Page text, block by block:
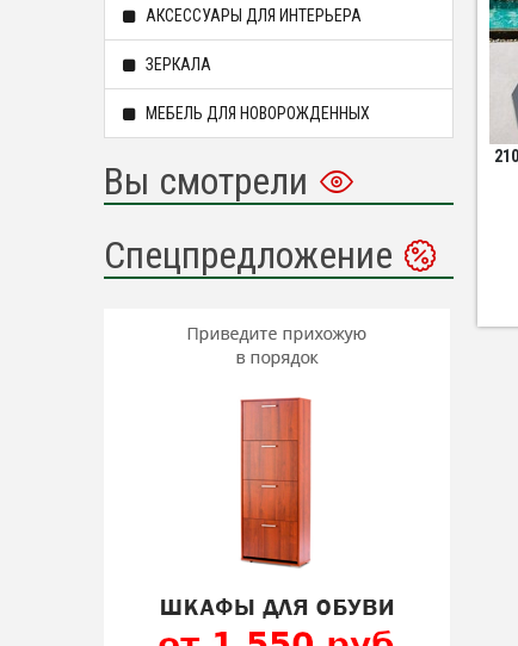
АКСЕССУАРЫ ДЛЯ ИНТЕРЬЕРА
ЗЕРКАЛА
МЕБЕЛЬ ДЛЯ НОВОРОЖДЕННЫХ
Вы смотрели
Спецпредложение